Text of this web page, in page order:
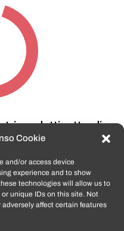
Cookie
and/or access device
experience and to show
technologies will allow us to
unique IDs on this site. Not
affect certain features
prodotti, attendi
shop n.1 in italia per
garantiti e certificati
HUAWEI,
e tanto altro